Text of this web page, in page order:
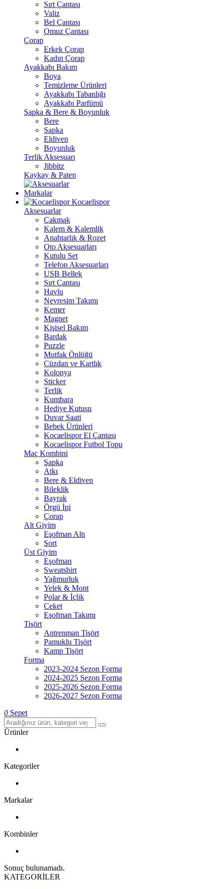
Sırt Çantası
Valiz
Bel Çantası
Omuz Çantası
Çorap
Erkek Çorap
Kadın Çorap
Ayakkabı Bakım
Boya
Temizleme Ürünleri
Ayakkabı Tabanlığı
Ayakkabı Parfümü
Şapka & Bere & Boyunluk
Bere
Şapka
Eldiven
Boyunluk
Terlik Aksesuarı
Jibbitz
Kaykay & Paten
Markalar
Kocaelispor
Aksesuarlar
Çakmak
Kalem & Kalemlik
Anahtarlık & Rozet
Oto Aksesuarları
Kutulu Set
Telefon Aksesuarları
USB Bellek
Sırt Çantası
Havlu
Nevresim Takımı
Kemer
Magnet
Kişisel Bakım
Bardak
Puzzle
Mutfak Önlüğü
Cüzdan ve Kartlık
Kolonya
Sticker
Terlik
Kumbara
Hediye Kutusu
Duvar Saati
Bebek Ürünleri
Kocaelispor El Çantası
Kocaelispor Futbol Topu
Maç Kombini
Şapka
Atkı
Bere & Eldiven
Bileklik
Bayrak
Örgü İpi
Çorap
Alt Giyim
Eşofman Altı
Şort
Üst Giyim
Eşofman
Sweatshirt
Yağmurluk
Yelek & Mont
Polar & İçlik
Ceket
Eşofman Takımı
Tişört
Antrenman Tişört
Pamuklu Tişört
Kamp Tişört
Forma
2023-2024 Sezon Forma
2024-2025 Sezon Forma
2025-2026 Sezon Forma
2026-2027 Sezon Forma
0 Sepet
Ürünler
Kategoriler
Markalar
Kombinler
Sonuç bulunamadı.
KATEGORİLER